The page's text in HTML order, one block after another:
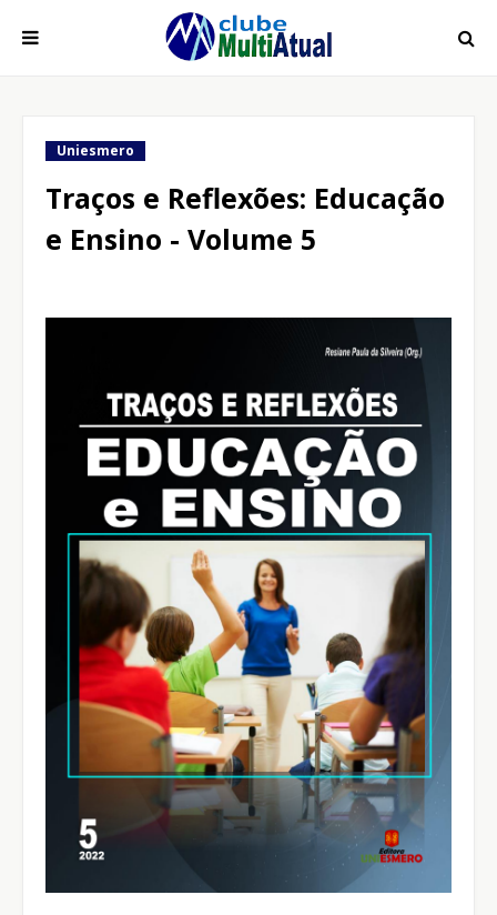
Uniesmero
Traços e Reflexões: Educação
e Ensino - Volume 5